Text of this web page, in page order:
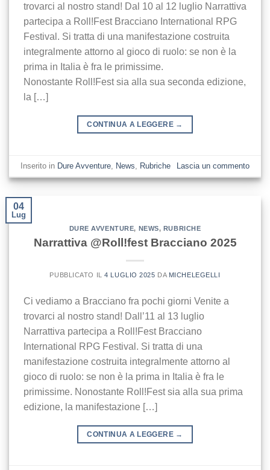
trovarci al nostro stand! Dal 10 al 12 luglio Narrattiva
partecipa a Roll!Fest Bracciano International RPG
Festival. Si tratta di una manifestazione costruita
integralmente attorno al gioco di ruolo: se non è la
prima in Italia è fra le primissime.
Nonostante Roll!Fest sia alla sua seconda edizione,
la […]
CONTINUA A LEGGERE →
Inserito in Dure Avventure News Rubriche Lascia un commento
04
Lug
DURE AVVENTURE, NEWS, RUBRICHE
Narrattiva @Roll!fest Bracciano 2025
PUBBLICATO IL4 LUGLIO 2025 DA MICHELEGELLI
Ci vediamo a Bracciano fra pochi giorni Venite a
trovarci al nostro stand! Dall’11 al 13 luglio
Narrattiva partecipa a Roll!Fest Bracciano
International RPG Festival. Si tratta di una
manifestazione costruita integralmente attorno al
gioco di ruolo: se non è la prima in Italia è fra le
primissime. Nonostante Roll!Fest sia alla sua prima
edizione, la manifestazione […]
CONTINUA A LEGGERE →